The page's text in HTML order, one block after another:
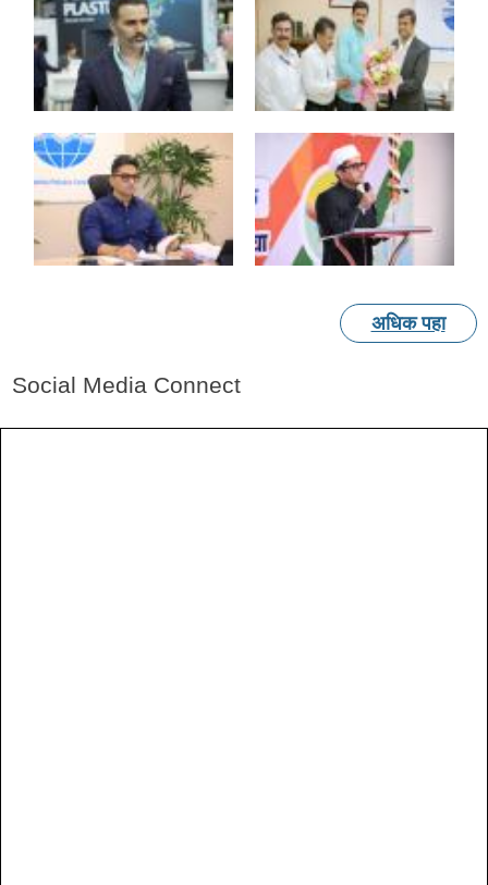
अधिक पहा
Social Media Connect